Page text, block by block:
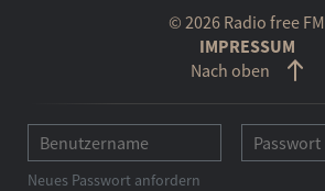
© 2026 Radio free FM
IMPRESSUM
Nach oben
Neues Passwort anfordern